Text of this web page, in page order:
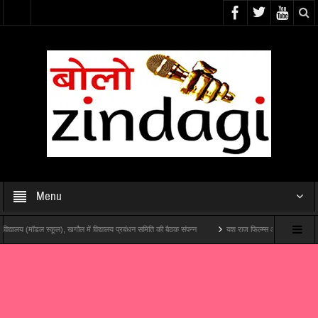
Menu
स्कूल), खगौल में विद्यालय प्रबंधन समिति की बैठक संपन्न यश राज फिल्म्स और पोशम पा पिक्चर्स की पहली